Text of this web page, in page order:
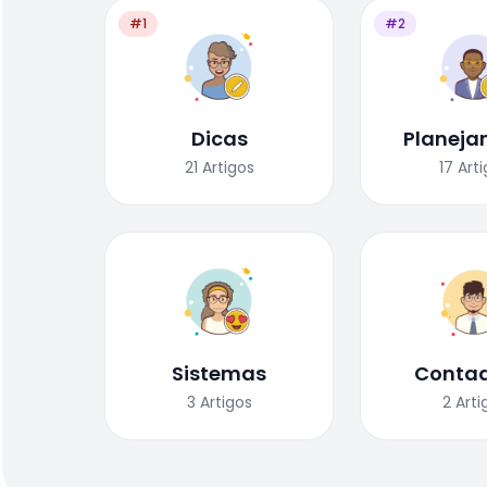
#1
Dicas
21 Artigos
#2
17
Sistemas
3 Artigos 2